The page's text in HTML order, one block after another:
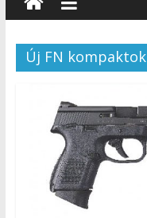
Új FN kompaktok